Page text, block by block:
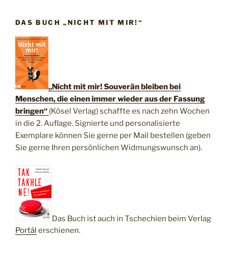
DAS BUCH „NICHT MIT MIR!“
„Nicht mit mir! Souverän bleiben bei
Menschen, die einen immer wieder aus der Fassung
bringen“ (Kösel Verlag) schaffte es nach zehn Wochen
in die 2. Auflage. Signierte und personalisierte
Exemplare können Sie gerne per Mail bestellen (geben
Sie gerne Ihren persönlichen Widmungswunsch an).
Das Buch ist auch in Tschechien beim Verlag
Portál erschienen.